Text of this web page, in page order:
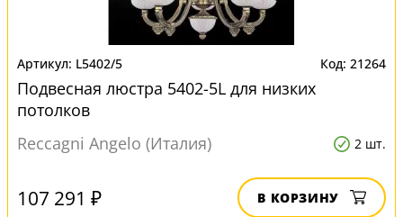
L5402/5 21264
Подвесная люстра 5402-5L для низких
потолков
Reccagni Angelo (Италия)
2 шт.
107 291 ₽ В КОРЗИНУ